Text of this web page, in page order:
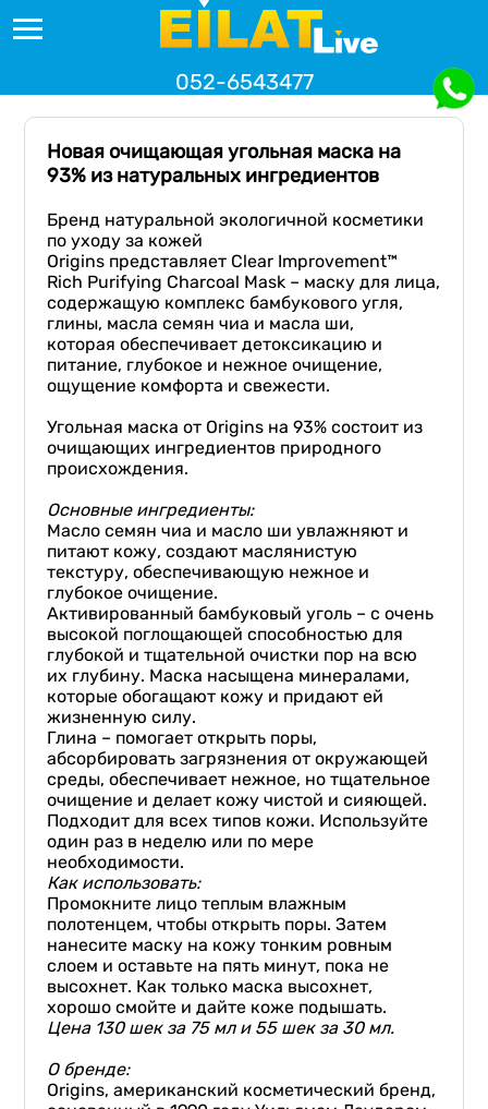
052-6543477
Новая очищающая угольная маска на
93% из натуральных ингредиентов
Бренд натуральной экологичной косметики
по уходу за кожей
Origins представляет Clear Improvement™
Rich Purifying Charcoal Mask – маску для лица,
содержащую комплекс бамбукового угля,
глины, масла семян чиа и масла ши,
которая обеспечивает детоксикацию и
питание, глубокое и нежное очищение,
ощущение комфорта и свежести.
Угольная маска от Origins на 93% состоит из
очищающих ингредиентов природного
происхождения.
Основные ингредиенты:
Масло семян чиа и масло ши увлажняют и
питают кожу, создают маслянистую
текстуру, обеспечивающую нежное и
глубокое очищение.
Активированный бамбуковый уголь – с очень
высокой поглощающей способностью для
глубокой и тщательной очистки пор на всю
их глубину. Маска насыщена минералами,
которые обогащают кожу и придают ей
жизненную силу.
Глина – помогает открыть поры,
абсорбировать загрязнения от окружающей
среды, обеспечивает нежное, но тщательное
очищение и делает кожу чистой и сияющей.
Подходит для всех типов кожи. Используйте
один раз в неделю или по мере
необходимости.
Как использовать:
Промокните лицо теплым влажным
полотенцем, чтобы открыть поры. Затем
нанесите маску на кожу тонким ровным
слоем и оставьте на пять минут, пока не
высохнет. Как только маска высохнет,
хорошо смойте и дайте коже подышать.
Цена 130 шекза 75мли 55 шек за 30 мл.
О бренде:
Origins, американский косметический бренд,